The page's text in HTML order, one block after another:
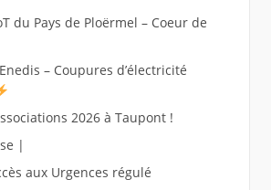
du Pays de Ploërmel – Coeur de
– Coupures d’électricité
2026 à Taupont !
|
aux Urgences régulé